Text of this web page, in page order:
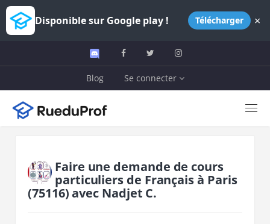
Disponible sur Google play ! Télécharger ×
Blog Se connecter
Faire une demande de cours
particuliers de Françaisà Paris
(75116)avec Nadjet C.